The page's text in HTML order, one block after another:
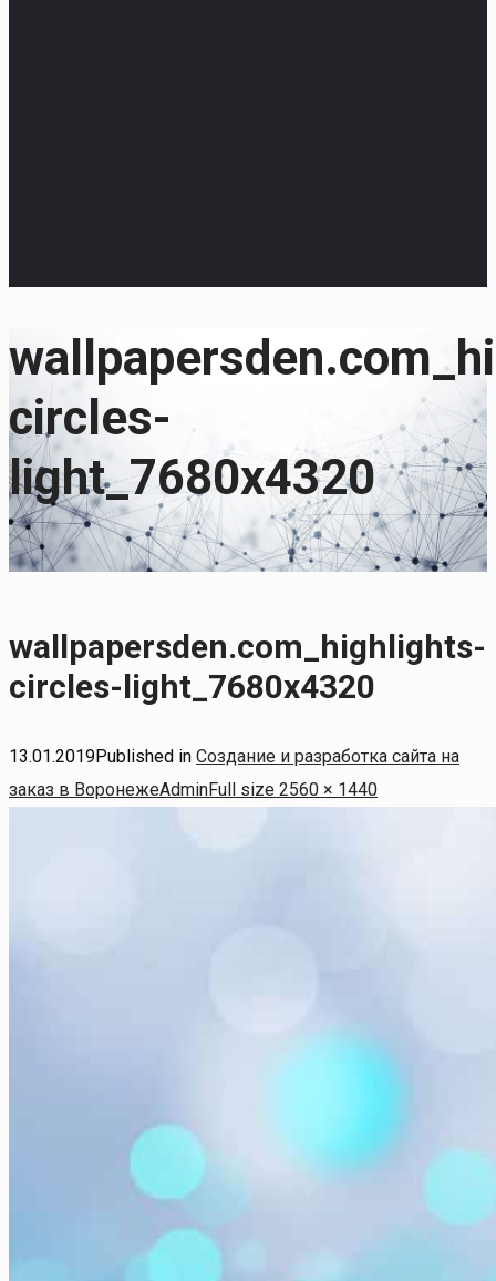
circles-
light_7680x4320
wallpapersden.com_highlights-
circles-light_7680x4320
13.01.2019Published in Создание и разработка сайта на
заказ в ВоронежеAdminFull
Full size 2560 × 1440